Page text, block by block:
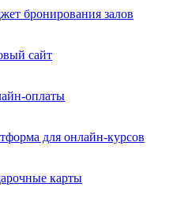
бронирования залов
сайт
оплаты
для онлайн-курсов
карты